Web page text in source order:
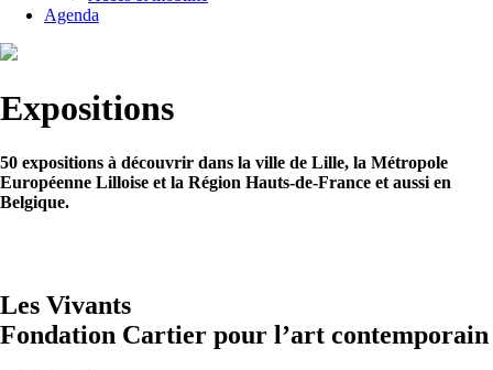
Agenda
Expositions
50 expositions à découvrir dans la ville de Lille, la Métropole
Européenne Lilloise et la Région Hauts-de-France et aussi en
Belgique.
Les Vivants
Fondation Cartier pour l’art contemporain